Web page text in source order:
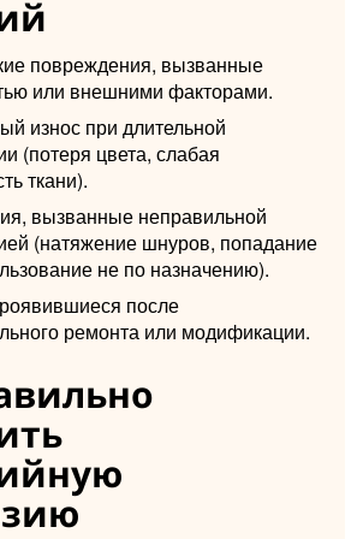
повреждения, вызванные
или внешними факторами.
износ при длительной
(потеря цвета, слабая
ткани).
вызванные неправильной
(натяжение шнуров, попадание
не по назначению).
после
ремонта или модификации.